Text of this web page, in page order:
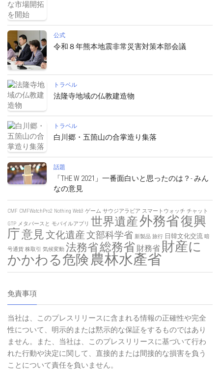
公式
令和８年熊本地震非常災害対策本部会議
トラベル
法隆寺地域の仏教建造物
トラベル
白川郷・五箇山の合掌造り集落
話題
「THE W 2021」一番面白いと思ったのは？- みん
なの意見
CMF CMFWatchPro2 Nothing Web3 ゲーム サウジアラビア スマートウォッチ チャット
GTP メタバースと モバイルアプリ 世界遺産外務省復興
庁意見文化遺産文部科学省 新製品 旅行 日韓文化交流 暗
号通貨 株取引 気候変動 法務省総務省 財務省 財産に
かかわる危険農林水產省
免責事項
当社は、このプレスリリースに含まれる情報の正確性や完全
性について、明示的または黙示的な保証をするものではあり
ません。また、当社は、このプレスリリースに基づいて行わ
れた行動や決定に関して、直接的または間接的な損害を負う
ことについて責任を負いません。